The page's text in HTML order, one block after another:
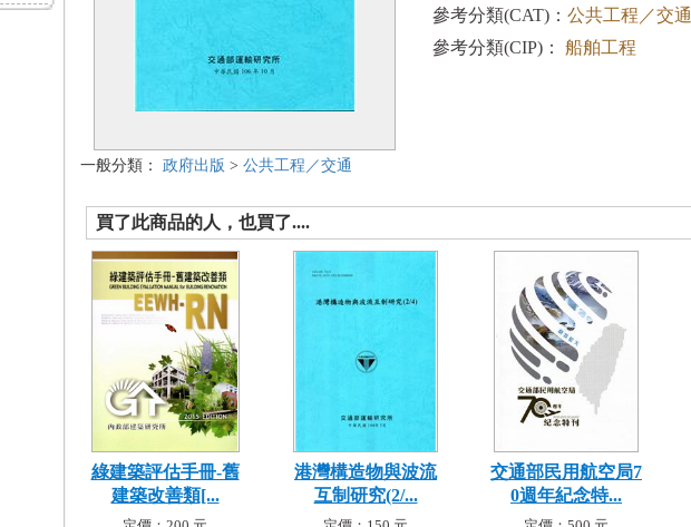
一般分類： 政府出版 > 公共工程／交通
參考分類(CAT)： 公共工程／交通
參考分類(CIP)：
船舶工程
買了此商品的人，也買了....
綠建築評估手冊-舊
建築改善類[...
港灣構造物與波流
互制研究(2/...
交通部民用航空局7
0週年紀念特...